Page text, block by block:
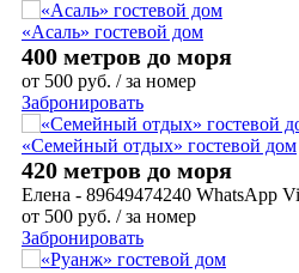
«Асаль» гостевой дом
400 метров до моря
от 500 руб. / за номер
Забронировать
«Семейный отдых» гостевой дом
420 метров до моря
Елена - 89649474240 WhatsApp
от 500 руб. / за номер
Забронировать